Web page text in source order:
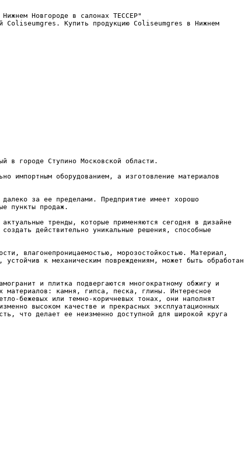
Новгороде в салонах ТЕССЕР"
Купить продукцию Coliseumgres в Нижнем
в городе Ступино Московской области.
импортным оборудованием, а изготовление материалов
за ее пределами. Предприятие имеет хорошо
пункты продаж.
тренды, которые применяются сегодня в дизайне
действительно уникальные решения, способные
влагонепроницаемостью, морозостойкостью. Материал,
к механическим повреждениям, может быть обработан
и плитка подвергаются многократному обжигу и
материалов: камня, гипса, песка, глины. Интересное
бежевых или темно-коричневых тонах, они наполнят
высоком качестве и прекрасных эксплуатационных
что делает ее неизменно доступной для широкой круга